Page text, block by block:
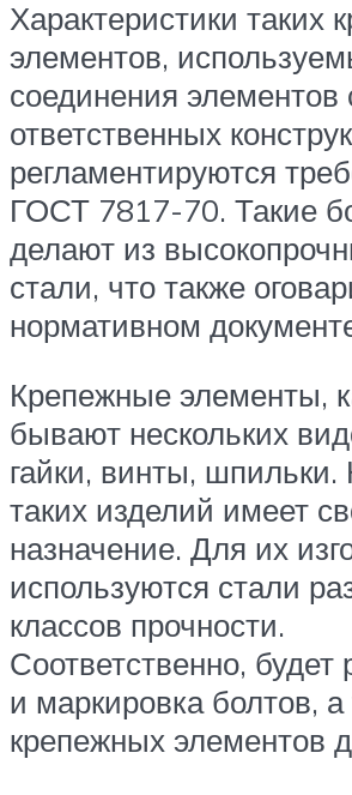
Характеристики таких
элементов,
соединения
ответственных
регламентируются
ГОСТ 7817-70. Такие
делают из
стали, что также
нормативном
Крепежные элементы,
бывают нескольких
гайки, винты, шпильки.
таких изделий имеет
назначение. Для их
используются стали
классов прочности.
Соответственно, будет
и маркировка болтов, а
крепежных элементов